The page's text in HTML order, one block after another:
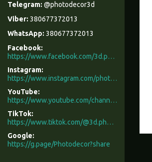
@photodecor3d
380677372013
380677372013
Facebook
https://www.facebook.com/3d.photodecor/
Instagram
https://www.instagram.com/photodecor.com.ua/
YouTube
https://www.youtube.com/channel/UCXCUerfqRY1Pw7-IptdbqyA/videos
TikTok
https://www.tiktok.com/@3d.photodecor?is_from_webapp=1&sender_device=pc
Google
https://g.page/Photodecor?share